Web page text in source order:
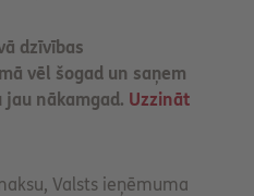
dzīvības
vēl šogad un saņem
nākamgad. Uzzināt
Valsts ieņēmuma